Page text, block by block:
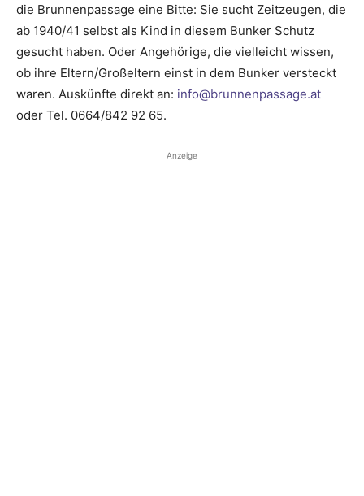
die Brunnenpassage eine Bitte: Sie sucht Zeitzeugen, die
ab 1940/41 selbst als Kind in diesem Bunker Schutz
gesucht haben. Oder Angehörige, die vielleicht wissen,
ob ihre ­Eltern/Großeltern einst in dem Bunker versteckt
waren. Auskünfte direkt an: info@brunnenpassage.at
oder Tel. 0664/842 92 65.
Anzeige